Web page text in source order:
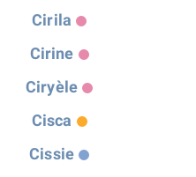
Cirila
Cirine
Ciryèle
Cisca
Cissie